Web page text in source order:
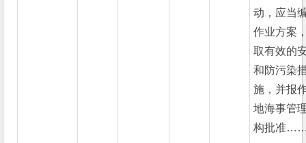
动，应当
作业方案
取有效的
和防污染
施，并报
地海事管
构批准